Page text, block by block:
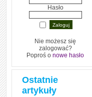
Hasło
Nie możesz się
zalogować?
Poproś o nowe hasło
Ostatnie
artykuły